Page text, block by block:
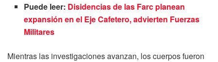
Puede leer: Disidencias de las Farc planean
expansión en el Eje Cafetero, advierten Fuerzas
Militares
Mientras las investigaciones avanzan, los cuerpos fueron